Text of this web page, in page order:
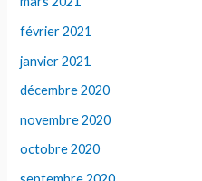
février 2021
janvier 2021
décembre 2020
novembre 2020
octobre 2020